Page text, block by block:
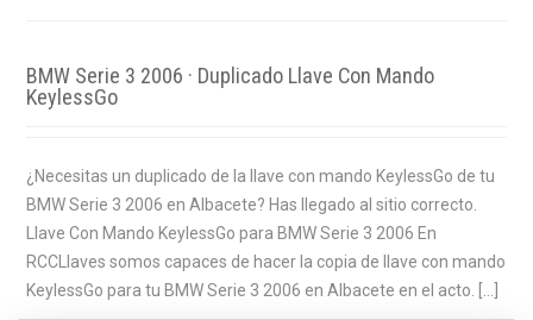
BMW Serie 3 2006 · Duplicado Llave Con Mando
KeylessGo
¿Necesitas un duplicado de la llave con mando KeylessGo de tu
BMW Serie 3 2006 en Albacete? Has llegado al sitio correcto.
Llave Con Mando KeylessGo para BMW Serie 3 2006 En
RCCLlaves somos capaces de hacer la copia de llave con mando
KeylessGo para tu BMW Serie 3 2006 en Albacete en el acto. […]